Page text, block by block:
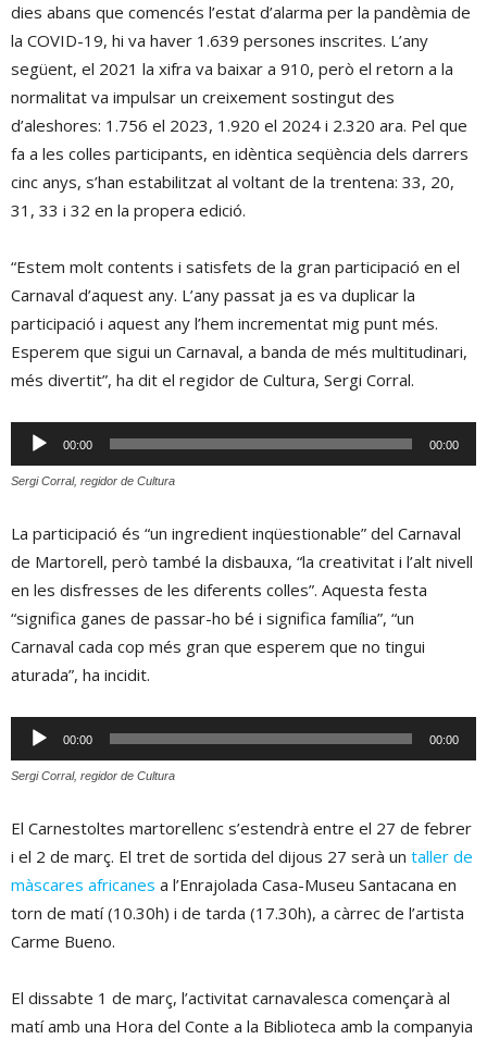
dies abans que comencés l’estat d’alarma per la pandèmia de
la COVID-19, hi va haver 1.639 persones inscrites. L’any
següent, el 2021 la xifra va baixar a 910, però el retorn a la
normalitat va impulsar un creixement sostingut des
d’aleshores: 1.756 el 2023, 1.920 el 2024 i 2.320 ara. Pel que
fa a les colles participants, en idèntica seqüència dels darrers
cinc anys, s’han estabilitzat al voltant de la trentena: 33, 20,
31, 33 i 32 en la propera edició.
“Estem molt contents i satisfets de la gran participació en el
Carnaval d’aquest any. L’any passat ja es va duplicar la
participació i aquest any l’hem incrementat mig punt més.
Esperem que sigui un Carnaval, a banda de més multitudinari,
més divertit”, ha dit el regidor de Cultura, Sergi Corral.
Reproductor
d'àudio
00:00 00:00
Sergi Corral, regidor de Cultura
La participació és “un ingredient inqüestionable” del Carnaval
de Martorell, però també la disbauxa, “la creativitat i l’alt nivell
en les disfresses de les diferents colles”. Aquesta festa
“significa ganes de passar-ho bé i significa família”, “un
Carnaval cada cop més gran que esperem que no tingui
aturada”, ha incidit.
Reproductor
d'àudio
00:00 00:00
Sergi Corral, regidor de Cultura
El Carnestoltes martorellenc s’estendrà entre el 27 de febrer
i el 2 de març. El tret de sortida del dijous 27 serà un taller de
màscares africanes a l’Enrajolada Casa-Museu Santacana en
torn de matí (10.30h) i de tarda (17.30h), a càrrec de l’artista
Carme Bueno.
El dissabte 1 de març, l’activitat carnavalesca començarà al
matí amb una Hora del Conte a la Biblioteca amb la companyia